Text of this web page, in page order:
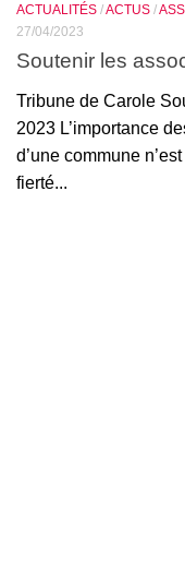
ACTUALITÉS /ACTUS /
27/04/2023
Soutenir les
Tribune de Carole
2023 L’importance
d’une commune
fierté...